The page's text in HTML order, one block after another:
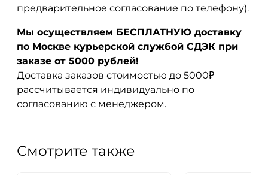
предварительное согласование по телефону).
Мы осуществляем БЕСПЛАТНУЮ доставку
по Москве курьерской службой СДЭК при
заказе от 5000 рублей!
Доставка заказов стоимостью до 5000₽
рассчитывается индивидуально по
согласованию с менеджером.
Смотрите также